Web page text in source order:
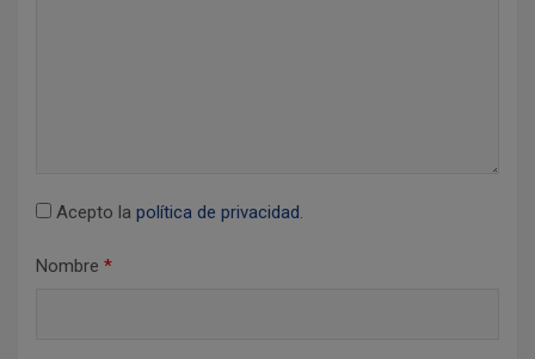
Acepto la política de privacidad.
Nombre *